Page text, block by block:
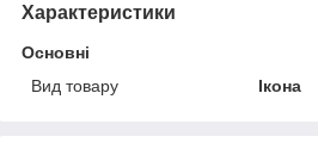
Характеристики
Основні
Вид товару
Ікона